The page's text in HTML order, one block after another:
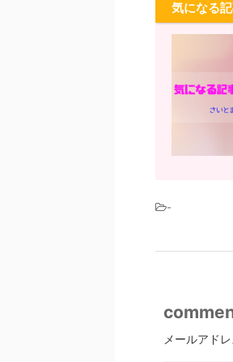
気になる
-
メールアド